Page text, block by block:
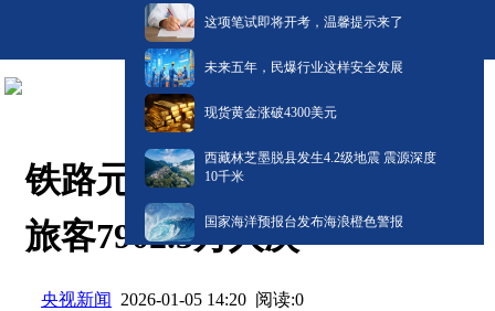
这项笔试即将开考，温馨提示来了
未来五年，民爆行业这样安全发展
现货黄金涨破4300美元
西藏林芝墨脱县发生4.2级地震 震源深度
10千米
国家海洋预报台发布海浪橙色警报
铁路元旦假期运输累计发送
旅客7902.3万人次
央视新闻 2026-01-05 14:20 阅读:0